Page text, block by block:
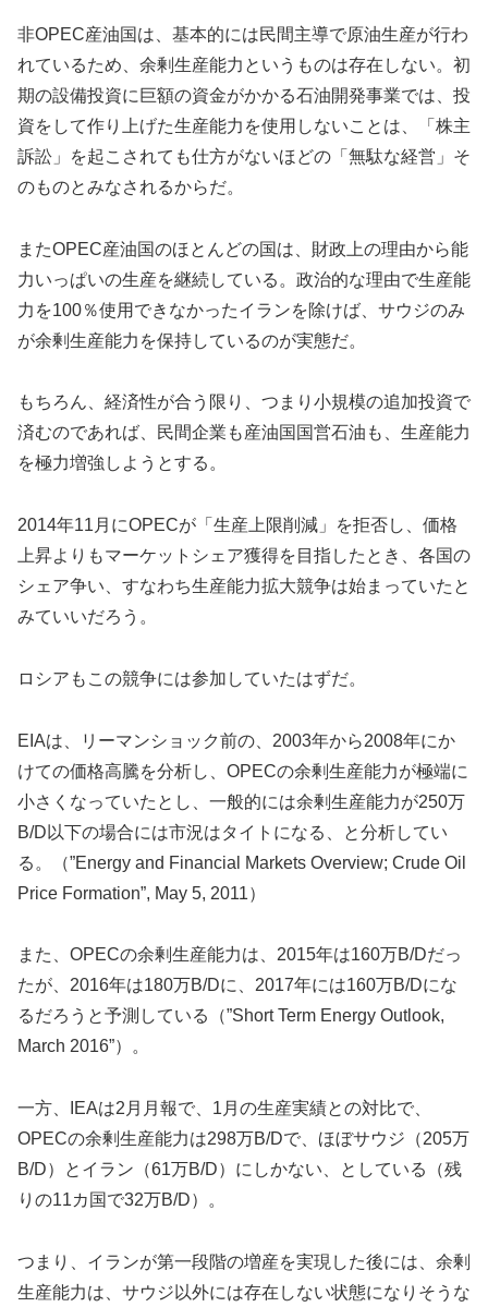
非OPEC産油国は、基本的には民間主導で原油生産が行わ
れているため、余剰生産能力というものは存在しない。初
期の設備投資に巨額の資金がかかる石油開発事業では、投
資をして作り上げた生産能力を使用しないことは、「株主
訴訟」を起こされても仕方がないほどの「無駄な経営」そ
のものとみなされるからだ。
またOPEC産油国のほとんどの国は、財政上の理由から能
力いっぱいの生産を継続している。政治的な理由で生産能
力を100％使用できなかったイランを除けば、サウジのみ
が余剰生産能力を保持しているのが実態だ。
もちろん、経済性が合う限り、つまり小規模の追加投資で
済むのであれば、民間企業も産油国国営石油も、生産能力
を極力増強しようとする。
2014年11月にOPECが「生産上限削減」を拒否し、価格
上昇よりもマーケットシェア獲得を目指したとき、各国の
シェア争い、すなわち生産能力拡大競争は始まっていたと
みていいだろう。
ロシアもこの競争には参加していたはずだ。
EIAは、リーマンショック前の、2003年から2008年にか
けての価格高騰を分析し、OPECの余剰生産能力が極端に
小さくなっていたとし、一般的には余剰生産能力が250万
B/D以下の場合には市況はタイトになる、と分析してい
る。（”Energy and Financial Markets Overview; Crude Oil
Price Formation”, May 5, 2011）
また、OPECの余剰生産能力は、2015年は160万B/Dだっ
たが、2016年は180万B/Dに、2017年には160万B/Dにな
るだろうと予測している（”Short Term Energy Outlook,
March 2016”）。
一方、IEAは2月月報で、1月の生産実績との対比で、
OPECの余剰生産能力は298万B/Dで、ほぼサウジ（205万
B/D）とイラン（61万B/D）にしかない、としている（残
りの11カ国で32万B/D）。
つまり、イランが第一段階の増産を実現した後には、余剰
生産能力は、サウジ以外には存在しない状態になりそうな